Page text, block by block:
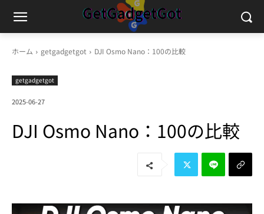
ホーム getgadgetgot DJI Osmo Nano：100の比較
getgadgetgot
2025-06-27
DJI Osmo Nano：100の比較